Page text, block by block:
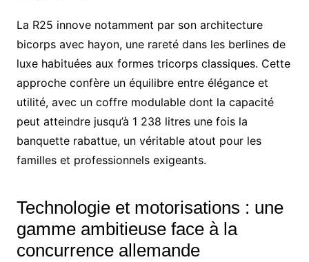
La R25 innove notamment par son architecture
bicorps avec hayon, une rareté dans les berlines de
luxe habituées aux formes tricorps classiques. Cette
approche confère un équilibre entre élégance et
utilité, avec un coffre modulable dont la capacité
peut atteindre jusqu’à 1 238 litres une fois la
banquette rabattue, un véritable atout pour les
familles et professionnels exigeants.
Technologie et motorisations : une
gamme ambitieuse face à la
concurrence allemande